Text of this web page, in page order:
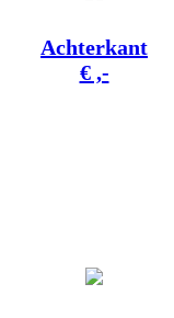
Achterkant
€ ,-